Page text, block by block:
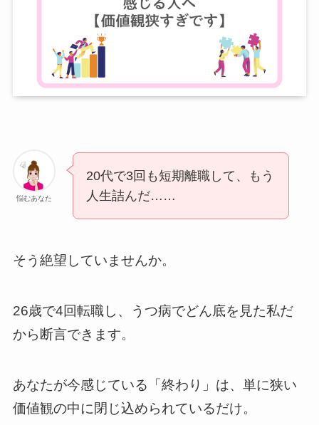
悩むあなた
20代で3回も短期離職して、もう
人生詰んだ……
そう絶望していませんか。
26歳で4回転職し、うつ病でどん底を見た私だ
から断言できます。
あなたが今感じている「終わり」は、単に狭い
価値観の中に閉じ込められているだけ。